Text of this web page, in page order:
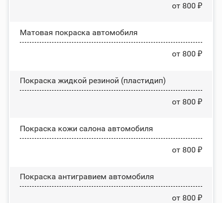
от 800 ₽
Матовая покраска автомобиля
от 800 ₽
Покраска жидкой резиной (пластидип)
от 800 ₽
Покраска кожи салона автомобиля
от 800 ₽
Покраска антигравием автомобиля
от 800 ₽